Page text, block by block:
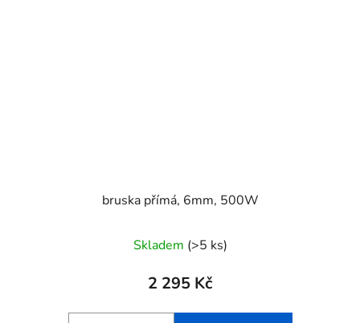
bruska přímá, 6mm, 500W
Skladem (>5 ks)
2 295 Kč